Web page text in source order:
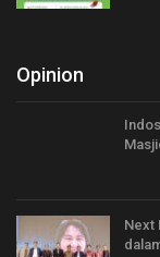
Opinion
Next